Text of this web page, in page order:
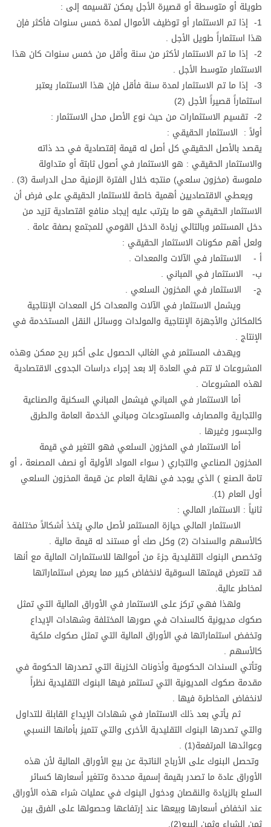
طويلة أو متوسطة أو قصيرة الأجل يمكن تقسيمه إلى :
1- إذا تم الاستثمار أو توظيف الأموال لمدة خمس سنوات فأكثر فإن
هذا استثماراً طويل الأجل .
2- إذا ما تم الاستثمار لأكثر من سنة وأقل من خمس سنوات كان هذا
الاستثمار متوسط الأجل .
3- إذا ما تم الاستثمار لمدة سنة فأقل فإن هذا الاستثمار يعتبر
استثماراً قصيراً الأجل (2)
2- تقسيم الاستثمارات من حيث نوع الأصل محل الاستثمار :
أولاً : الاستثمار الحقيقي :
يقصد بالأصل الحقيقي كل أصل له قيمة إقتصادية في حد ذاته
والاستثمار الحقيقي : هو الاستثمار في أصول ثابتة أو متداولة
ملموسة (مخزون سلعي) منتجه خلال الفترة الزمنية محل الدراسة (3) .
ويعطي الاقتصاديين أهمية خاصة للاستثمار الحقيقي على فرض أن
الاستثمار الحقيقي هو ما يترتب عليه إيجاد منافع اقتصادية تزيد من
دخل المستثمر وبالتالي زيادة الدخل القومي للمجتمع بصفة عامة .
ولعل أهم مكونات الاستثمار الحقيقي :
أ - الاستثمار في الآلات والمعدات .
ب- الاستثمار في المباني .
ج- الاستثمار في المخزون السلعي .
ويشمل الاستثمار في الآلات والمعدات كل المعدات الإنتاجية
كالمكائن والأجهزة الإنتاجية والمولدات ووسائل النقل المستخدمة في
الإنتاج .
ويهدف المستثمر في الغالب الحصول على أكبر ربح ممكن وهذه
المشروعات لا تتم في العادة إلا بعد إجراء دراسات الجدوى الاقتصادية
لهذه المشروعات .
أما الاستثمار في المباني فيشمل المباني السكنية والصناعية
والتجارية والمصارف والمستودعات ومباني الخدمة العامة والطرق
والجسور وغيرها .
أما الاستثمار في المخزون السلعي فهو التغير في قيمة
المخزون الصناعي والتجاري ( سواء المواد الأولية أو نصف المصنعة ، أو
تامة الصنع ) الذي يوجد في نهاية العام عن قيمة المخزون السلعي
أول العام (1).
ثانياً : الاستثمار المالي :
الاستثمار المالي حيازة المستثمر لأصل مالي يتخذ أشكالاً مختلفة
كالأسهم والسندات (2) وكل صك أو مستند له قيمة مالية .
وتخصص البنوك التقليدية جزءً من أموالها للاستثمارات المالية مع أنها
قد تتعرض قيمتها السوقية لانخفاض كبير مما يعرض استثماراتها
لمخاطر عالية.
ولهذا فهي تركز على الاستثمار في الأوراق المالية التي تمثل
صكوك مديونية كالسندات في صورها المختلفة وشهادات الإيداع
وتخفض استثماراتها في الأوراق المالية التي تمثل صكوك ملكية
كالأسهم .
وتأتي السندات الحكومية وأذونات الخزينة التي تصدرها الحكومة في
مقدمة صكوك المديونية التي تستثمر فيها البنوك التقليدية نظراً
لانخفاض المخاطرة فيها .
ثم يأتي بعد ذلك الاستثمار في شهادات الإيداع القابلة للتداول
والتي تصدرها البنوك التقليدية الأخرى والتي تتميز بأمانها النسبي
وعوائدها المرتفعة(1) .
وتحصل البنوك على الأرباح الناتجة عن بيع الأوراق المالية لأن هذه
الأوراق عادة ما تصدر بقيمة إسمية محددة وتتغير أسعارها كسائر
السلع بالزيادة والنقصان ودخول البنوك في عمليات شراء هذه الأوراق
عند انخفاض أسعارها وبيعها عند إرتفاعها وحصولها على الفرق بين